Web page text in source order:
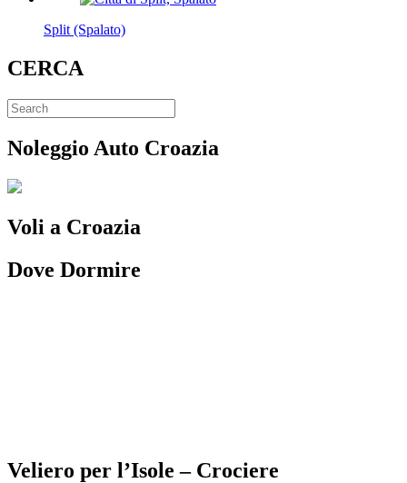
Split (Spalato)
CERCA
Noleggio Auto Croazia
Voli a Croazia
Dove Dormire
Veliero per l’Isole – Crociere